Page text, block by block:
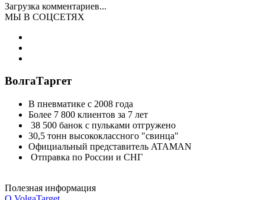
Загрузка комментариев...
МЫ В СОЦСЕТЯХ
ВолгаТаргет
В пневматике с 2008 года
Более 7 800 клиентов за 7 лет
38 500 банок с пульками отгружено
30,5 тонн высококлассного "свинца"
Официальный представитель ATAMAN
Отправка по России и СНГ
Полезная информация